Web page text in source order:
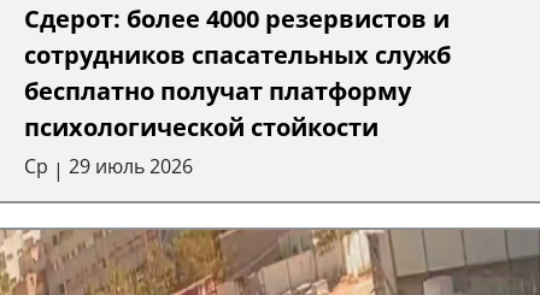
Сдерот: более 4000 резервистов и
сотрудников спасательных служб
бесплатно получат платформу
психологической стойкости
Ср | 29 июль 2026